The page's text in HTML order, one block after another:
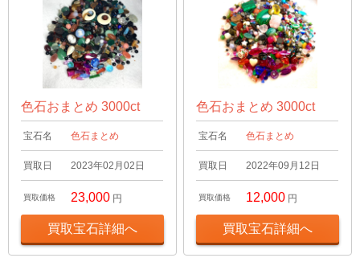
色石おまとめ 3000ct
宝石名 色石まとめ
買取日 2023年02月02日
買取価格 23,000 円
買取宝石詳細へ
色石おまとめ 3000ct
宝石名 色石まとめ
買取日 2022年09月12日
買取価格 12,000 円
買取宝石詳細へ